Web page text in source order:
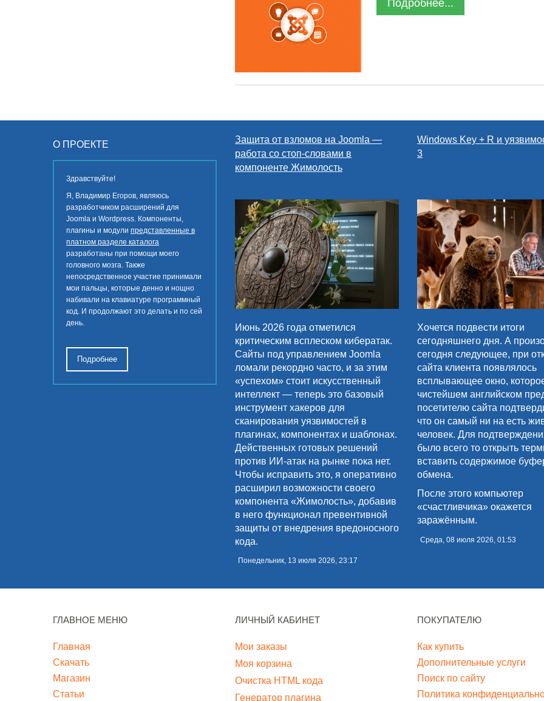
Подробнее...
О ПРОЕКТЕ
Здравствуйте!
Я, Владимир Егоров, являюсь
разработчиком расширений для
Joomla и Wordpress. Компоненты,
плагины и модули представленные в
платном разделе каталога
разработаны при помощи моего
головного мозга. Также
непосредственное участие принимали
мои пальцы, которые денно и нощно
набивали на клавиатуре программный
код. И продолжают это делать и по сей
день.
Подробнее
Защита от взломов на Joomla —
работа со стоп-словами в
компоненте Жимолость
Июнь 2026 года отметился
критическим всплеском кибератак.
Сайты под управлением Joomla
ломали рекордно часто, и за этим
«успехом» стоит искусственный
интеллект — теперь это базовый
инструмент хакеров для
сканирования уязвимостей в
плагинах, компонентах и шаблонах.
Действенных готовых решений
против ИИ-атак на рынке пока нет.
Чтобы исправить это, я оперативно
расширил возможности своего
компонента «Жимолость», добавив
в него функционал превентивной
защиты от внедрения вредоносного
кода.
Понедельник, 13 июля 2026, 23:17
Windows Key + R и
3
Хочется подвести итоги
сегодняшнего дня. А
сегодня следующее, при
сайта клиента появлялось
всплывающее окно,
чистейшем английском
посетителю сайта
что он самый ни на есть
человек. Для
было всего то открыть
вставить содержимое
обмена.
После этого компьютер
«счастливчика» окажется
заражённым.
Среда, 08 июля 2026, 01:53
ГЛАВНОЕ МЕНЮ
Главная
Скачать
Магазин
Статьи
ЛИЧНЫЙ КАБИНЕТ
Мои заказы
Моя корзина
Очистка HTML кода
Генератор плагина
ПОКУПАТЕЛЮ
Как купить
Дополнительные услуги
Поиск по сайту
Политика